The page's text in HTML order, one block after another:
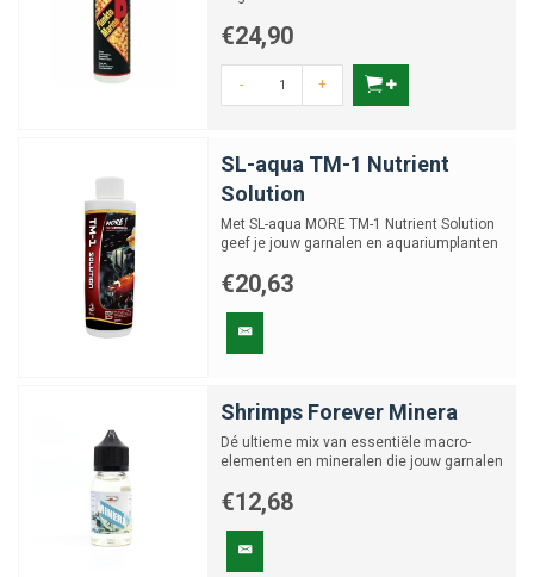
€24,90
- +
SL-aqua TM-1 Nutrient
Solution
Met SL-aqua MORE TM-1 Nutrient Solution
geef je jouw garnalen en aquariumplanten
€20,63
Shrimps Forever Minera
Dé ultieme mix van essentiële macro-
elementen en mineralen die jouw garnalen
€12,68